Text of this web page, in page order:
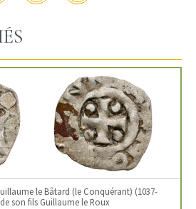
le Bâtard (le Conquérant) (1037-
son fils Guillaume le Roux